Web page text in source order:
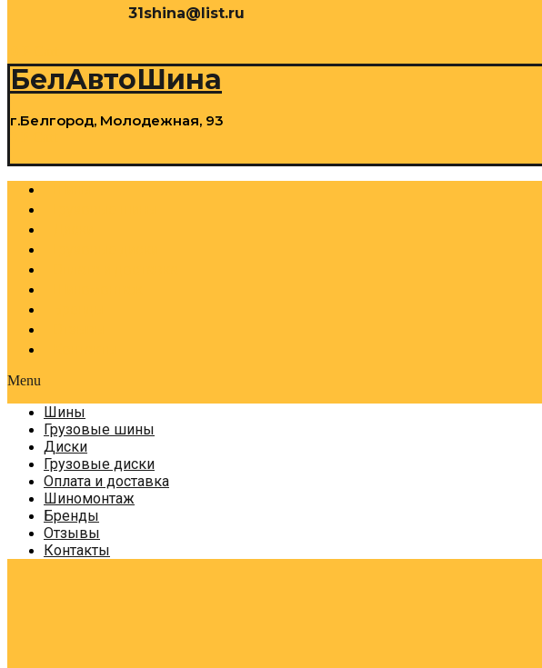
31shina@list.ru
БелАвтоШина
г.Белгород, Молодежная, 93
Menu
Шины
Грузовые шины
Диски
Грузовые диски
Оплата и доставка
Шиномонтаж
Бренды
Отзывы
Контакты